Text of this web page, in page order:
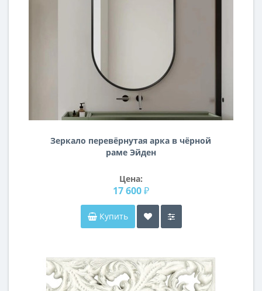
Зеркало перевёрнутая арка в чёрной
раме Эйден
Цена:
17 600 ₽
Купить